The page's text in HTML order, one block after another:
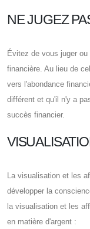
NE JUGEZ
Évitez de vous juger
financière. Au lieu de
vers l'abondance
différent et qu'il n'y a
succès financier.
La visualisation et les
développer la
la visualisation et les
en matière d'argent :